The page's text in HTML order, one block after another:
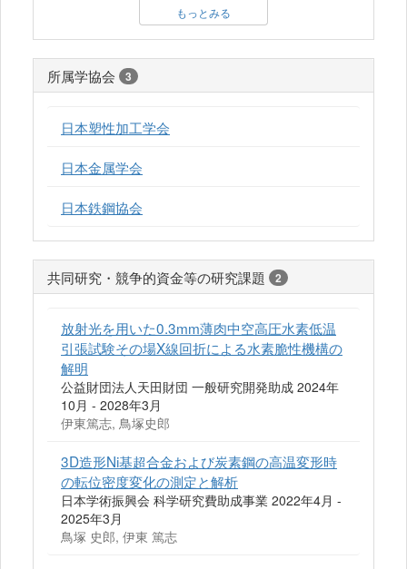
もっとみる
所属学協会 3
日本塑性加工学会
日本金属学会
日本鉄鋼協会
共同研究・競争的資金等の研究課題 2
放射光を用いた0.3mm薄肉中空高圧水素低温
引張試験その場X線回折による水素脆性機構の
解明
公益財団法人天田財団 一般研究開発助成 2024年
10月 - 2028年3月
伊東篤志, 鳥塚史郎
3D造形Ni基超合金および炭素鋼の高温変形時
の転位密度変化の測定と解析
日本学術振興会 科学研究費助成事業 2022年4月 -
2025年3月
鳥塚 史郎, 伊東 篤志